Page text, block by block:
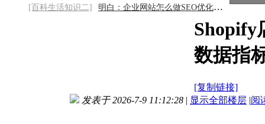
[百科生活知识二]
明白：企业网站怎么做SEO优化？从建站到SEO
Shopify
数据指
[复制链接]
发表于 2026-7-9 11:12:28 | 显示全部楼层 |阅